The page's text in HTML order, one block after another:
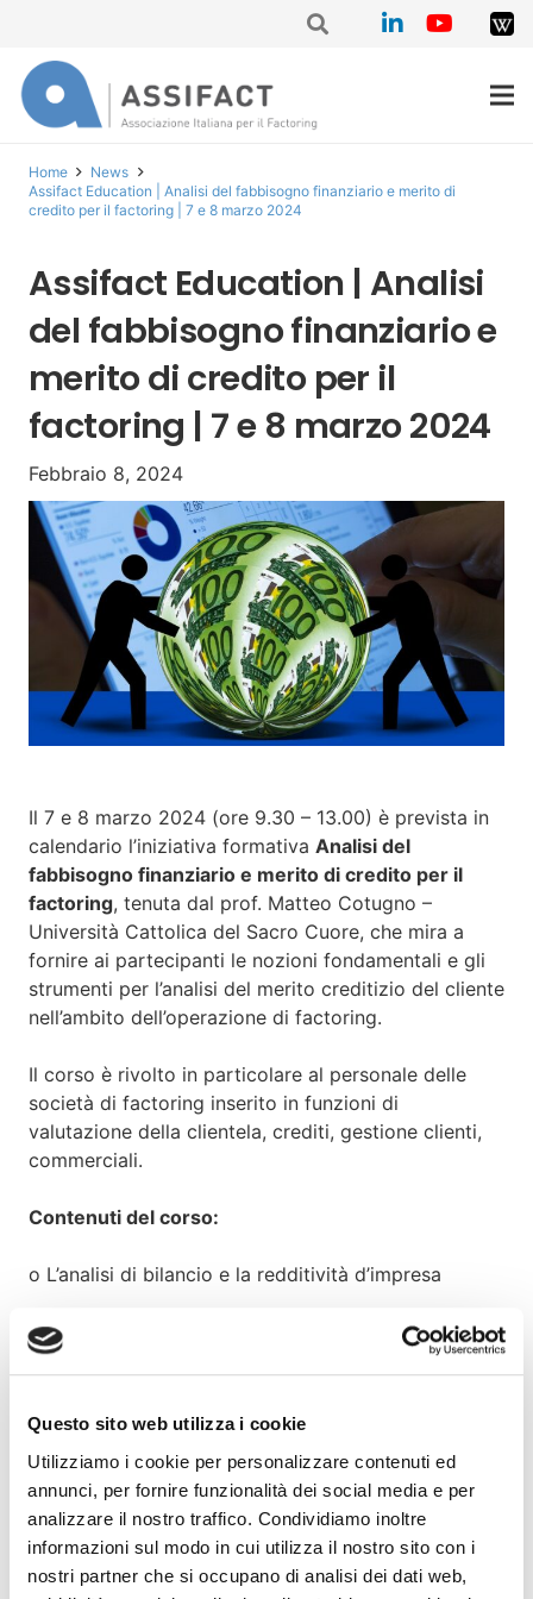
Questo sito web utilizza i cookie
Utilizziamo i cookie per personalizzare contenuti ed
annunci, per fornire funzionalità dei social media e per
analizzare il nostro traffico. Condividiamo inoltre
informazioni sul modo in cui utilizza il nostro sito con i
nostri partner che si occupano di analisi dei dati web,
Home
News
Assifact Education | Analisi del fabbisogno finanziario e merito di
credito per il factoring | 7 e 8 marzo 2024
Assifact Education | Analisi
del fabbisogno finanziario e
merito di credito per il
factoring | 7 e 8 marzo 2024
Febbraio 8, 2024
Il 7 e 8 marzo 2024 (ore 9.30 – 13.00) è prevista in
calendario l’iniziativa formativa Analisi del
fabbisogno finanziario e merito di credito per il
factoring, tenuta dal prof. Matteo Cotugno –
Università Cattolica del Sacro Cuore, che mira a
fornire ai partecipanti le nozioni fondamentali e gli
strumenti per l’analisi del merito creditizio del cliente
nell’ambito dell’operazione di factoring.
Il corso è rivolto in particolare al personale delle
società di factoring inserito in funzioni di
valutazione della clientela, crediti, gestione clienti,
commerciali.
Contenuti del corso:
o L’analisi di bilancio e la redditività d’impresa
Analisi dei margini aziendali e del rischio
o Lo stato patrimoniale
Gli equilibri di stato patrimoniale: Capitale
Circolante Finanziario e analisi
dell’indebitamento
o Il capitale circolante operativo, il ciclo del